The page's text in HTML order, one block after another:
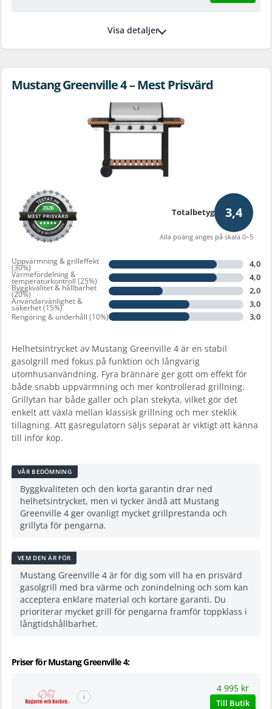
Visa detaljer
Mustang Greenville 4 – Mest Prisvärd
Uppvärmning & grilleffekt
(30%) 4,0
Värmefördelning &
temperaturkontroll (25%) 4,0
Byggkvalitet & hållbarhet
(20%) 2,0
Användarvänlighet &
säkerhet (15%) 3,0
Rengöring & underhåll (10%) 3,0
Totalbetyg 3,4
Alla poäng anges på skala 0–5
Helhetsintrycket av Mustang Greenville 4 är en stabil
gasolgrill med fokus på funktion och långvarig
utomhusanvändning. Fyra brännare ger gott om effekt för
både snabb uppvärmning och mer kontrollerad grillning.
Grillytan har både galler och plan stekyta, vilket gör det
enkelt att växla mellan klassisk grillning och mer steklik
tillagning. Att gasregulatorn säljs separat är viktigt att känna
till inför köp.
VÅR BEDÖMNING
Byggkvaliteten och den korta garantin drar ned
helhetsintrycket, men vi tycker ändå att Mustang
Greenville 4 ger ovanligt mycket grillprestanda och
grillyta för pengarna.
VEM DEN ÄR FÖR
Mustang Greenville 4 är för dig som vill ha en prisvärd
gasolgrill med bra värme och zonindelning och som kan
acceptera enklare material och kortare garanti. Du
prioriterar mycket grill för pengarna framför toppklass i
långtidshållbarhet.
Priser för Mustang Greenville 4:
ℹ
4 995 kr
Till Butik